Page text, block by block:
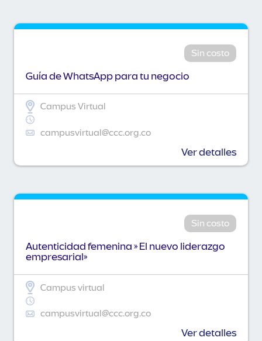
Sin costo
Guía de WhatsApp para tu negocio
Campus Virtual
campusvirtual@ccc.org.co
Ver detalles
Sin costo
Autenticidad femenina » El nuevo liderazgo
empresarial»
Campus virtual
campusvirtual@ccc.org.co
Ver detalles